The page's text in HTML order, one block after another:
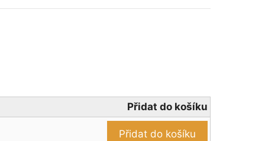
Přidat do košíku
Přidat do košíku